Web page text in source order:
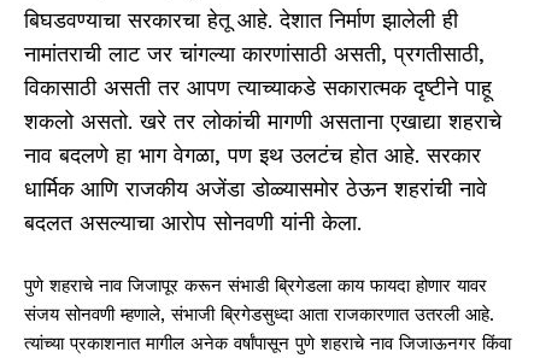
बिघडवण्याचा सरकारचा हेतू आहे. देशात निर्माण झालेली ही
नामांतराची लाट जर चांगल्या कारणांसाठी असती, प्रगतीसाठी,
विकासाठी असती तर आपण त्याच्याकडे सकारात्मक दृष्टीने पाहू
शकलो असतो. खरे तर लोकांची मागणी असताना एखाद्या शहराचे
नाव बदलणे हा भाग वेगळा, पण इथ उलटंच होत आहे. सरकार
धार्मिक आणि राजकीय अजेंडा डोळ्यासमोर ठेऊन शहरांची नावे
बदलत असल्याचा आरोप सोनवणी यांनी केला.
पुणे शहराचे नाव जिजापूर करून संभाडी ब्रिगेडला काय फायदा होणार यावर
संजय सोनवणी म्हणाले, संभाजी ब्रिगेडसुध्दा आता राजकारणात उतरली आहे.
त्यांच्या प्रकाशनात मागील अनेक वर्षांपासून पुणे शहराचे नाव जिजाऊनगर किंवा